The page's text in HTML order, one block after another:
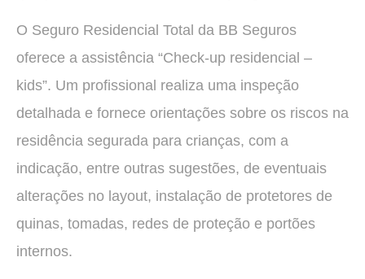
O Seguro Residencial Total da BB Seguros
oferece a assistência “Check-up residencial –
kids”. Um profissional realiza uma inspeção
detalhada e fornece orientações sobre os riscos na
residência segurada para crianças, com a
indicação, entre outras sugestões, de eventuais
alterações no layout, instalação de protetores de
quinas, tomadas, redes de proteção e portões
internos.